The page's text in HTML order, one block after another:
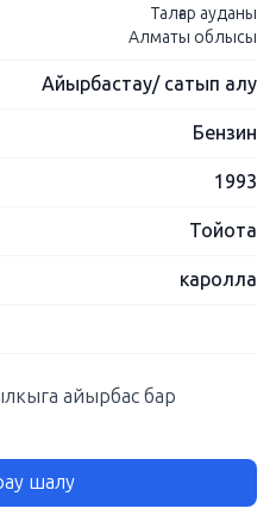
Талғар ауданы
Алматы облысы
Айырбастау/ сатып алу
Бензин
1993
Тойота
каролла
айырбас бар
шалу